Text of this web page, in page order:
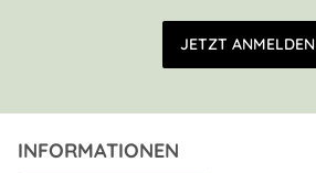
E-Mail Adresse
JETZT ANMELDEN
INFORMATIONEN